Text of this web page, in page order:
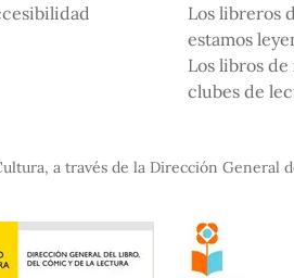
Los libreros
estamos
Los libros
clubes de
a través de la Dirección General